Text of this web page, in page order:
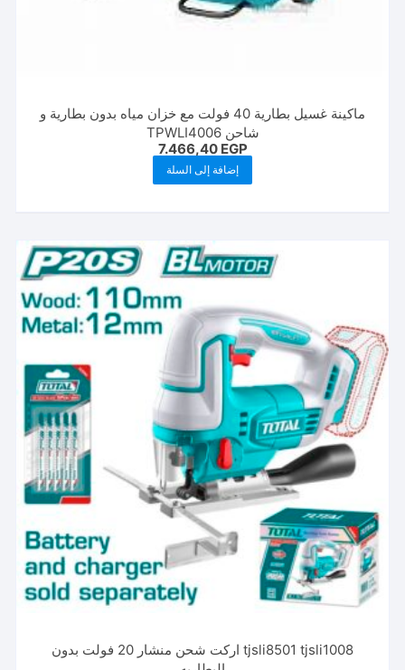
ماكينة غسيل بطارية 40 فولت مع خزان مياه بدون بطارية و
شاحن TPWLI4006
7.466,40 EGP
إضافة إلى السلة
tjsli8501 tjsli1008 اركت شحن منشار 20 فولت بدون